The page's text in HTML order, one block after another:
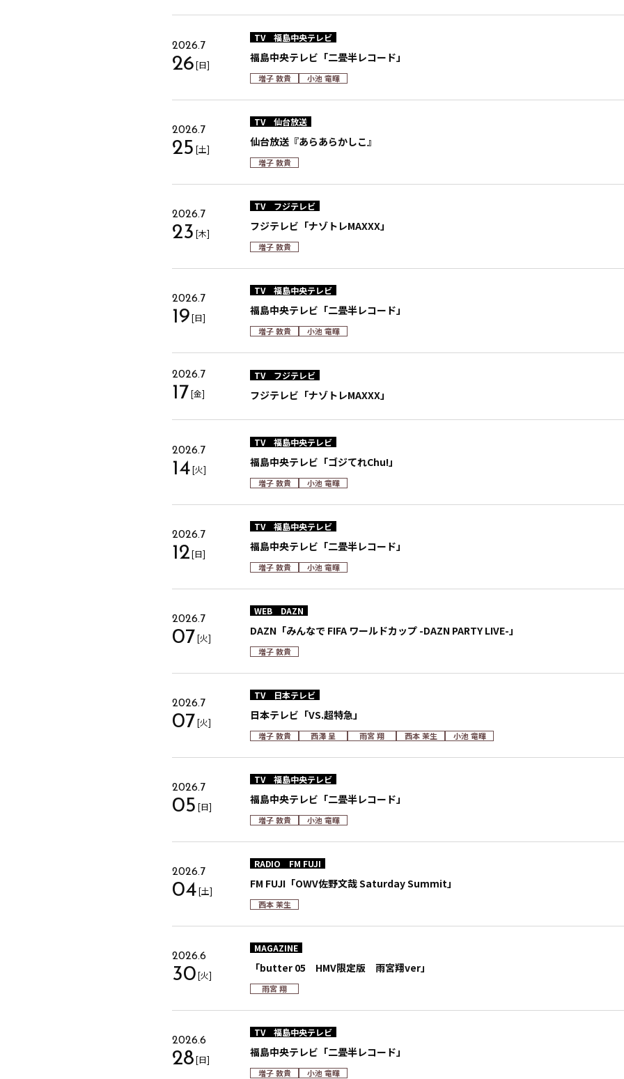
2026.7
26[日]
TV 福島中央テレビ
福島中央テレビ「二畳半レコード」
増子 敦貴 小池 竜暉
2026.7
25 [土]
TV 仙台放送
仙台放送『あらあらかしこ』
増子 敦貴
2026.7
23 [木]
TV フジテレビ
フジテレビ「ナゾトレMAXXX」
増子 敦貴
2026.7
19[日]
TV 福島中央テレビ
福島中央テレビ「二畳半レコード」
増子 敦貴 小池 竜暉
2026.7
17[金]
TV フジテレビ
フジテレビ「ナゾトレMAXXX」
2026.7
14[火]
TV 福島中央テレビ
福島中央テレビ「ゴジてれChu!」
増子 敦貴 小池 竜暉
2026.7
12[日]
TV 福島中央テレビ
福島中央テレビ「二畳半レコード」
増子 敦貴 小池 竜暉
2026.7
07[火]
WEB DAZN
DAZN「みんなで FIFA ワールドカップ -DAZN PARTY LIVE-」
増子 敦貴
2026.7
07[火]
TV 日本テレビ
日本テレビ「VS.超特急」
増子 敦貴 西澤 呈 雨宮 翔 西本 茉生 小池 竜暉
2026.7
05 [日]
TV 福島中央テレビ
福島中央テレビ「二畳半レコード」
増子 敦貴 小池 竜暉
2026.7
04[土]
RADIO FM FUJI
FM FUJI「OWV佐野文哉 Saturday Summit」
西本 茉生
2026.6
30[火]
MAGAZINE
「butter 05 HMV限定版 雨宮翔ver」
雨宮 翔
2026.6
28[日]
TV 福島中央テレビ
福島中央テレビ「二畳半レコード」
増子 敦貴 小池 竜暉